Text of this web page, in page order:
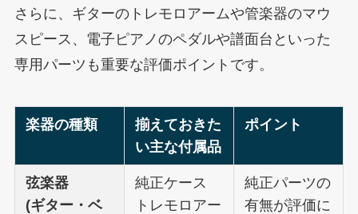
さらに、ギターのトレモロアームや管楽器のマウ
スピース、電子ピアノのペダルや譜面台といった
専用パーツも重要な評価ポイントです。
楽器の種類
揃えておきた
い主な付属品
ポイント
弦楽器
(ギター・ベ
純正ケース
トレモロアー
純正パーツの
有無が評価に